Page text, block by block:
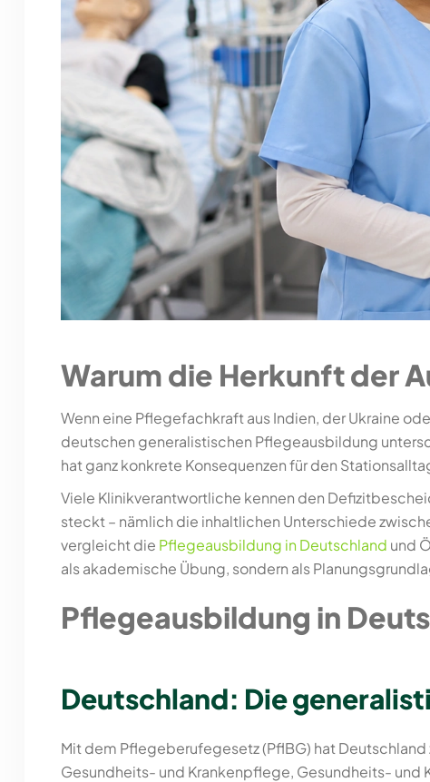
Warum die Herkunft der
Wenn eine Pflegefachkraft aus Indien, der Ukraine
deutschen generalistischen Pflegeausbildung
hat ganz konkrete Konsequenzen für den
Viele Klinikverantwortliche kennen den
steckt – nämlich die inhaltlichen Unterschiede
vergleicht die Pflegeausbildung in Deutschland und
als akademische Übung, sondern als
Pflegeausbildung in
Deutschland: Die
Mit dem Pflegeberufegesetz (PflBG) hat
Gesundheits- und Krankenpflege, Gesundheits-